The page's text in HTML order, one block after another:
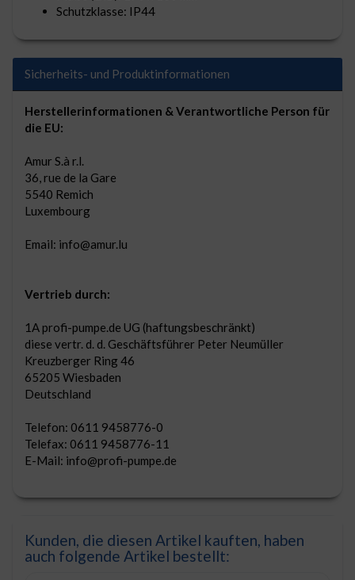
Schutzklasse: IP44
Sicherheits- und Produktinformationen
Herstellerinformationen & Verantwortliche Person für
die EU:
Amur S.à r.l.
36, rue de la Gare
5540 Remich
Luxembourg
Email: info@amur.lu
Vertrieb durch:
1A profi-pumpe.de UG (haftungsbeschränkt)
diese vertr. d. d. Geschäftsführer Peter Neumüller
Kreuzberger Ring 46
65205 Wiesbaden
Deutschland
Telefon: 0611 9458776-0
Telefax: 0611 9458776-11
E-Mail: info@profi-pumpe.de
Kunden, die diesen Artikel kauften, haben
auch folgende Artikel bestellt: